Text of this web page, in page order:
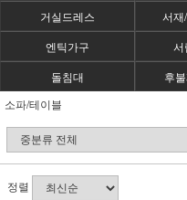
거실드레스
서재
엔틱가구
서
돌침대
후
소파/테이블
정렬